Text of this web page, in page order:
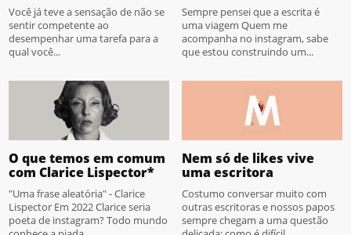
Você já teve a sensação de não se
sentir competente ao
desempenhar uma tarefa para a
qual você...
Sempre pensei que a escrita é
uma viagem Quem me
acompanha no instagram, sabe
que estou construindo um...
O que temos em comum
com Clarice Lispector*
"Uma frase aleatória" - Clarice
Lispector Em 2022 Clarice seria
poeta de instagram? Todo mundo
Nem só de likes vive
uma escritora
Costumo conversar muito com
outras escritoras e nossos papos
sempre chegam a uma questão